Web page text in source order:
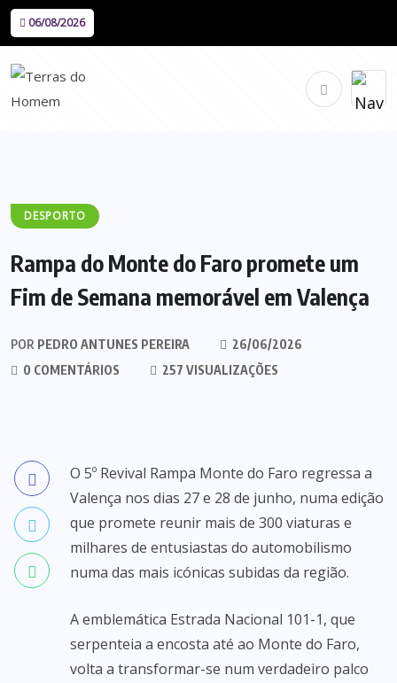
06/08/2026
DESPORTO
Rampa do Monte do Faro promete um
Fim de Semana memorável em Valença
POR PEDRO ANTUNES PEREIRA
26/06/2026
0 COMENTÁRIOS
257 VISUALIZAÇÕES
O 5º Revival Rampa Monte do Faro regressa a
Valença nos dias 27 e 28 de junho, numa edição
que promete reunir mais de 300 viaturas e
milhares de entusiastas do automobilismo
numa das mais icónicas subidas da região.
A emblemática Estrada Nacional 101-1, que
serpenteia a encosta até ao Monte do Faro,
volta a transformar-se num verdadeiro palco